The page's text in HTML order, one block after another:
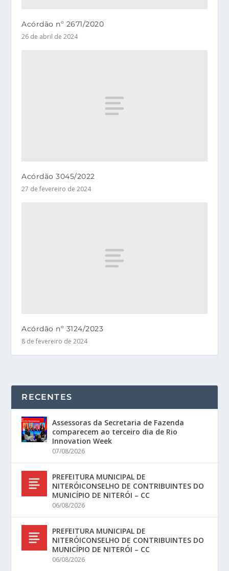
Acórdão nº 2671/2020
26 de abril de 2024
Acórdão 3045/2022
27 de fevereiro de 2024
Acórdão nº 3124/2023
8 de fevereiro de 2024
RECENTES
Assessoras da Secretaria de Fazenda
comparecem ao terceiro dia de Rio
Innovation Week
07/08/2026
PREFEITURA MUNICIPAL DE
NITERÓICONSELHO DE CONTRIBUINTES DO
MUNICÍPIO DE NITERÓI – CC
06/08/2026
PREFEITURA MUNICIPAL DE
NITERÓICONSELHO DE CONTRIBUINTES DO
MUNICÍPIO DE NITERÓI – CC
06/08/2026